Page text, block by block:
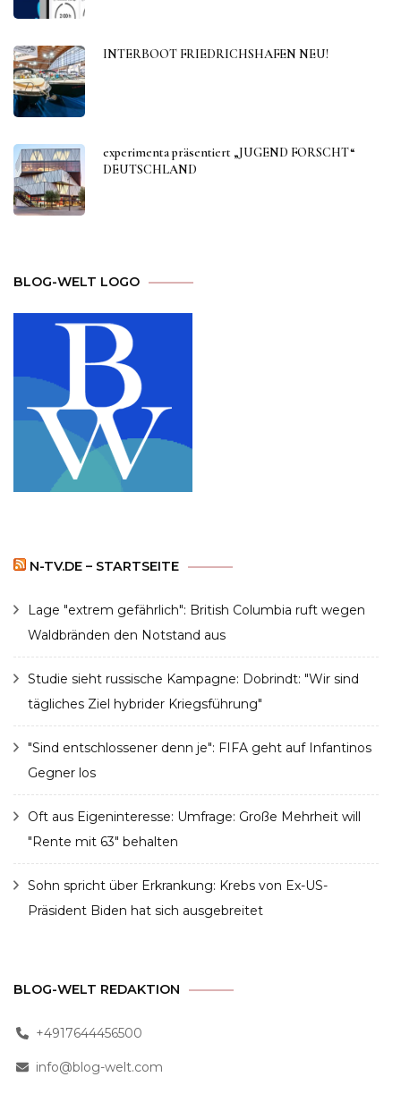
INTERBOOT FRIEDRICHSHAFEN NEU!
experimenta präsentiert „JUGEND FORSCHT“
DEUTSCHLAND
BLOG-WELT LOGO
N-TV.DE – STARTSEITE
Lage "extrem gefährlich": British Columbia ruft wegen
Waldbränden den Notstand aus
Studie sieht russische Kampagne: Dobrindt: "Wir sind
tägliches Ziel hybrider Kriegsführung"
"Sind entschlossener denn je": FIFA geht auf Infantinos
Gegner los
Oft aus Eigeninteresse: Umfrage: Große Mehrheit will
"Rente mit 63" behalten
Sohn spricht über Erkrankung: Krebs von Ex-US-
Präsident Biden hat sich ausgebreitet
BLOG-WELT REDAKTION
+4917644456500
info@blog-welt.com